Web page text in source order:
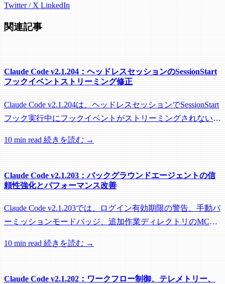
Twitter / X LinkedIn
関連記事
Claude Code v2.1.204：ヘッドレスセッションのSessionStart
フックイベントストリーミング修正
Claude Code v2.1.204は、ヘッドレスセッションでSessionStart
フック実行中にフックイベントがストリーミングされない問
収されるのを防ぐメンテナンスリリースです。
10 min read 続きを読む →
Claude Code v2.1.203：バックグラウンドエージェントの信
頼性強化とパフォーマンス改善
Claude Code v2.1.203では、ログイン有効期限の警告、手動パ
ーミッションモードバッジ、追加作業ディレクトリのMCP
パフォーマンスに関する多数の修正が含まれています。
10 min read 続きを読む →
Claude Code v2.1.202：ワークフロー制御、テレメトリー、